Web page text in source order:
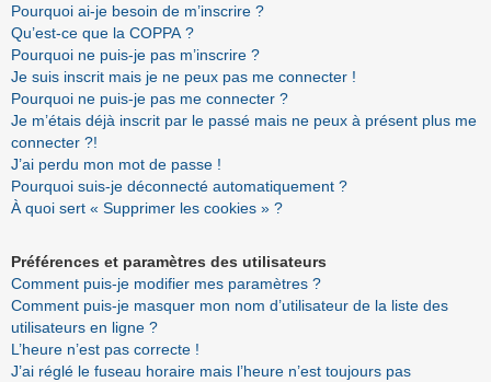
Pourquoi ai-je besoin de m’inscrire ?
Qu’est-ce que la COPPA ?
Pourquoi ne puis-je pas m’inscrire ?
Je suis inscrit mais je ne peux pas me connecter !
Pourquoi ne puis-je pas me connecter ?
Je m’étais déjà inscrit par le passé mais ne peux à présent plus me
connecter ?!
J’ai perdu mon mot de passe !
Pourquoi suis-je déconnecté automatiquement ?
À quoi sert « Supprimer les cookies » ?
Préférences et paramètres des utilisateurs
Comment puis-je modifier mes paramètres ?
Comment puis-je masquer mon nom d’utilisateur de la liste des
utilisateurs en ligne ?
L’heure n’est pas correcte !
J’ai réglé le fuseau horaire mais l’heure n’est toujours pas